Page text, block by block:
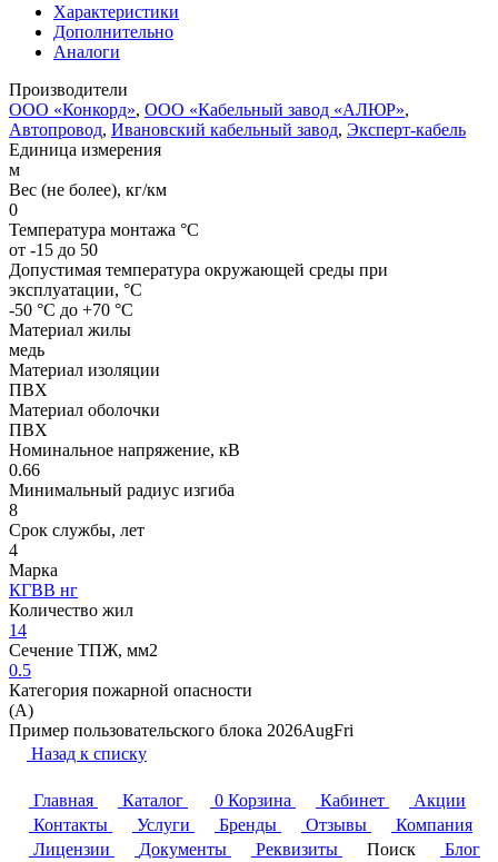
Характеристики
Дополнительно
Аналоги
Производители
ООО «Конкорд», ООО «Кабельный завод «АЛЮР»,
Автопровод, Ивановский кабельный завод, Эксперт-кабель
Единица измерения
м
Вес (не более), кг/км
0
Температура монтажа °C
от -15 до 50
Допустимая температура окружающей среды при
эксплуатации, °C
-50 °С до +70 °С
Материал жилы
медь
Материал изоляции
ПВХ
Материал оболочки
ПВХ
Номинальное напряжение, кВ
0.66
Минимальный радиус изгиба
8
Срок службы, лет
4
Марка
КГВВ нг
Количество жил
14
Сечение ТПЖ, мм2
0.5
Категория пожарной опасности
(A)
Пример пользовательского блока 2026AugFri
Назад к списку
Главная Каталог 0 Корзина Кабинет
Акции
Контакты
Услуги Бренды Отзывы
Компания
Лицензии
Документы Реквизиты Поиск
Блог